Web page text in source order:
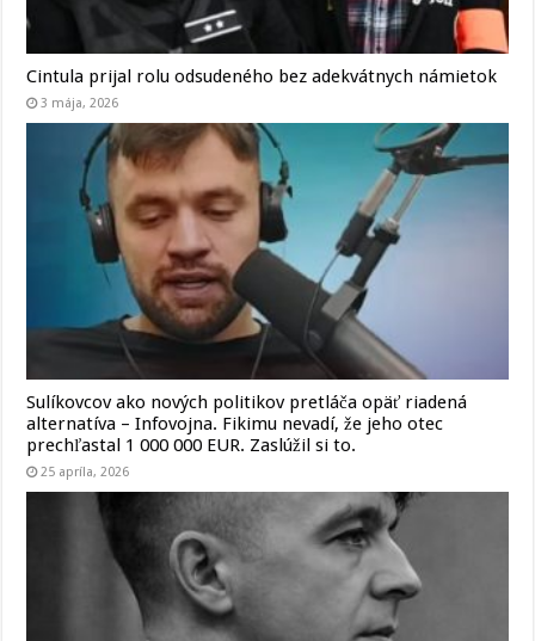
Cintula prijal rolu odsudeného bez adekvátnych námietok
3 mája, 2026
Sulíkovcov ako nových politikov pretláča opäť riadená
alternatíva – Infovojna. Fikimu nevadí, že jeho otec
prechľastal 1 000 000 EUR. Zaslúžil si to.
25 apríla, 2026